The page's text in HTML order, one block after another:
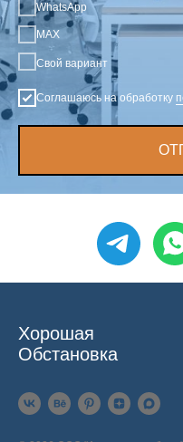
WhatsApp
MAX
Свой вариант
Соглашаюсь на обработку
Хорошая
Обстановка